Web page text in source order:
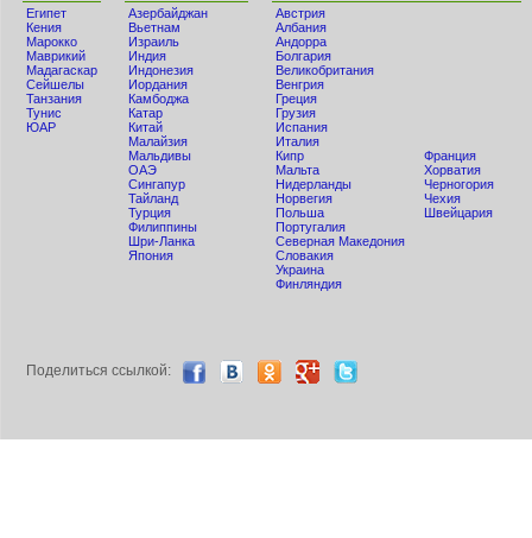
Египет
Кения
Мaрокко
Маврикий
Мадагаскар
Сейшелы
Танзания
Тунис
ЮАР
Азербайджан
Вьетнам
Израиль
Индия
Индонезия
Иордания
Камбоджа
Катар
Китай
Малайзия
Мальдивы
ОАЭ
Сингапур
Тайланд
Турция
Филиппины
Шри-Ланка
Япония
Австрия
Албания
Андорра
Болгария
Великобритания
Венгрия
Греция
Грузия
Испания
Италия
Кипр
Мальта
Нидерланды
Норвегия
Польша
Португалия
Северная Македония
Словакия
Украина
Финляндия
Франция
Хорватия
Черногория
Чехия
Швейцария
Поделиться ccылкой: